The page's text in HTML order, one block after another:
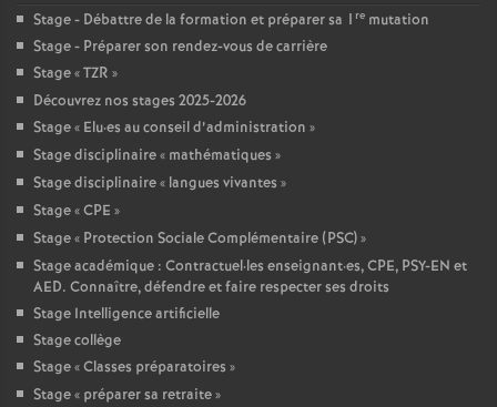
Stage - Débattre de la formation et préparer sa 1 re mutation
Stage - Préparer son rendez-vous de carrière
Stage «TZR »
Découvrez nos stages 2025-2026
Stage « Elu·es au conseil d’administration »
Stage disciplinaire « mathématiques »
Stage disciplinaire « langues vivantes »
Stage «CPE »
Stage « Protection Sociale Complémentaire (PSC)»
Stage académique : Contractuel·les enseignant·es, CPE, PSY-EN et
AED. Connaître, défendre et faire respecter ses droits
Stage Intelligence artificielle
Stage collège
Stage «Classes préparatoires »
Stage « préparer sa retraite»